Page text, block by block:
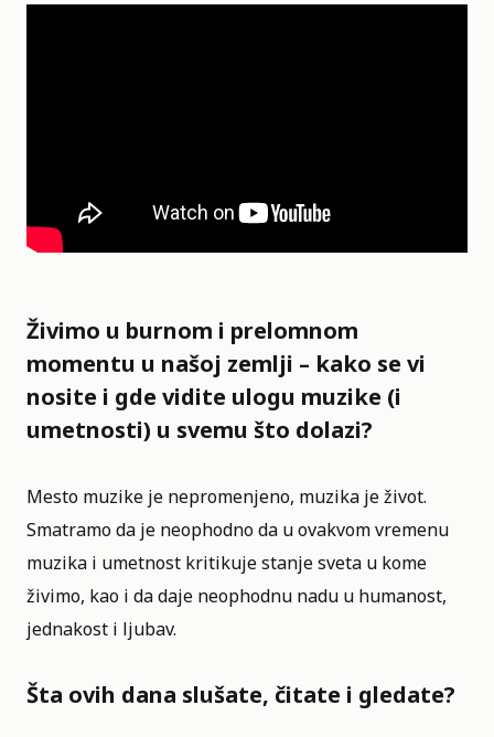
Živimo u burnom i prelomnom
momentu u našoj zemlji – kako se vi
nosite i gde vidite ulogu muzike (i
umetnosti) u svemu što dolazi?
Mesto muzike je nepromenjeno, muzika je život.
Smatramo da je neophodno da u ovakvom vremenu
muzika i umetnost kritikuje stanje sveta u kome
živimo, kao i da daje neophodnu nadu u humanost,
jednakost i ljubav.
Šta ovih dana slušate, čitate i gledate?